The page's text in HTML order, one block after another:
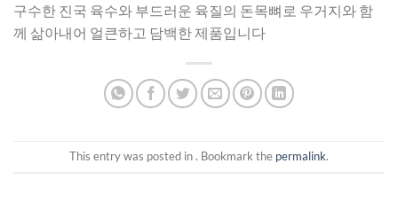
구수한 진국 육수와 부드러운 육질의 돈목뼈로 우거지와 함
께 삶아내어 얼큰하고 담백한 제품입니다
This entry was posted in . Bookmark the permalink.